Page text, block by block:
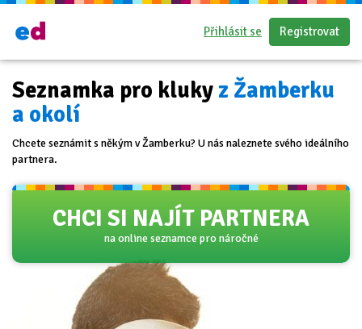
Přihlásit se Registrovat
Seznamka pro kluky z Žamberku
a okolí
Chcete seznámit s někým v Žamberku? U nás naleznete svého ideálního
partnera.
CHCI SI NAJÍT PARTNERA
na online seznamce pro náročné